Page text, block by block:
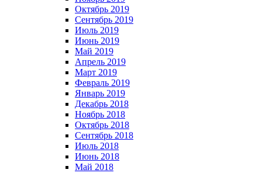
Октябрь 2019
Сентябрь 2019
Июль 2019
Июнь 2019
Май 2019
Апрель 2019
Март 2019
Февраль 2019
Январь 2019
Декабрь 2018
Ноябрь 2018
Октябрь 2018
Сентябрь 2018
Июль 2018
Июнь 2018
Май 2018